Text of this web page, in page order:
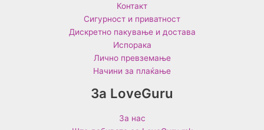
Контакт
Сигурност и приватност
Дискретно пакување и достава
Испорака
Лично превземање
Начини за плаќање
За LoveGuru
За нас